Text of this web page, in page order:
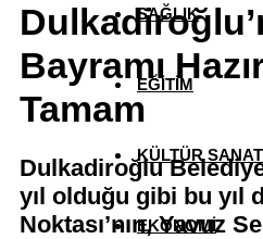
SAĞLIK
EĞİTİM
KÜLTÜR SANAT
EKONOMİ
Bayramı
Tamam
Dulkadiroğlu
yıl olduğu gibi bu yıl
Noktası’nın, Yavuz